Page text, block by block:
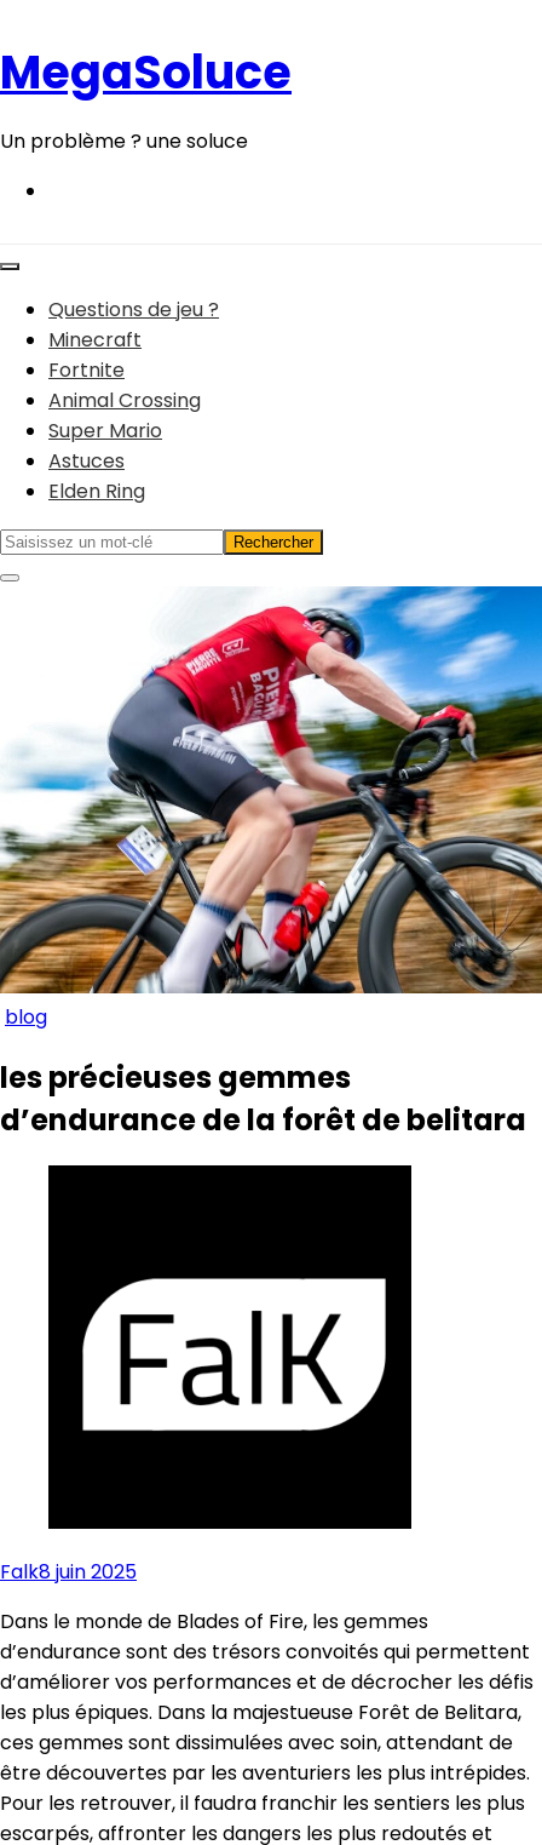
contenu
MegaSoluce
Un problème ? une soluce
Questions de jeu ?
Minecraft
Fortnite
Animal Crossing
Super Mario
Astuces
Elden Ring
blog
les précieuses gemmes
d’endurance de la forêt de belitara
Falk8 juin 2025
Dans le monde de Blades of Fire, les gemmes
d’endurance sont des trésors convoités qui permettent
d’améliorer vos performances et de décrocher les défis
les plus épiques. Dans la majestueuse Forêt de Belitara,
ces gemmes sont dissimulées avec soin, attendant de
être découvertes par les aventuriers les plus intrépides.
Pour les retrouver, il faudra franchir les sentiers les plus
escarpés, affronter les dangers les plus redoutés et